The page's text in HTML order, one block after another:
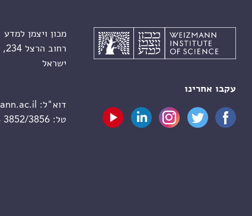
עקבו אחרינו
מכון ויצמן למדע
רחוב הרצל 234, רחובות 7610001
ישראל
דוא"ל:
טל:3852/3856